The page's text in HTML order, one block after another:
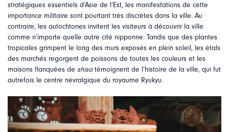
stratégiques essentiels d’Asie de l’Est, les manifestations de cette
importance militaire sont pourtant très discrètes dans la ville. Au
contraire, les autochtones invitent les visiteurs à découvrir la ville
comme n’importe quelle autre cité nipponne. Tandis que des plantes
tropicales grimpent le long des murs exposés en plein soleil, les étals
des marchés regorgent de poissons de toutes les couleurs et les
maisons flanquées de shisatémoignent de l’histoire de la ville, qui fut
autrefois le centre névralgique du royaume Ryukyu.